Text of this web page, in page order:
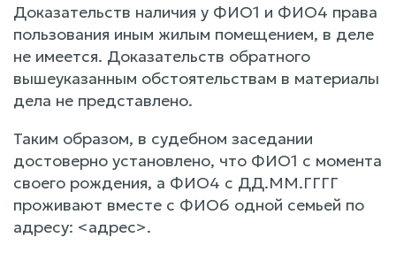
Доказательств наличия у ФИО1 и ФИО4 права
пользования иным жилым помещением, в деле
не имеется. Доказательств обратного
вышеуказанным обстоятельствам в материалы
дела не представлено.
Таким образом, в судебном заседании
достоверно установлено, что ФИО1 с момента
своего рождения, а ФИО4 с ДД.ММ.ГГГГ
проживают вместе с ФИО6 одной семьей по
адресу: <адрес>.